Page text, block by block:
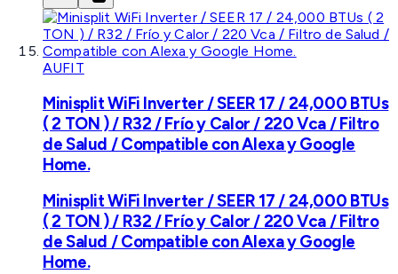
AUFIT
Minisplit WiFi Inverter / SEER 17 / 24,000 BTUs
( 2 TON ) / R32 / Frío y Calor / 220 Vca / Filtro
de Salud / Compatible con Alexa y Google
Home.
Minisplit WiFi Inverter / SEER 17 / 24,000 BTUs
( 2 TON ) / R32 / Frío y Calor / 220 Vca / Filtro
de Salud / Compatible con Alexa y Google
Home.